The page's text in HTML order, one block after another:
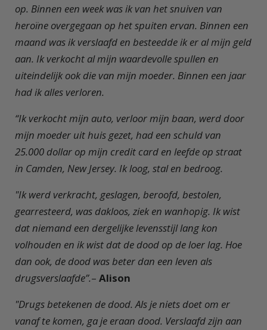
op. Binnen een week was ik van het snuiven van
heroïne overgegaan op het spuiten ervan. Binnen een
maand was ik verslaafd en besteedde ik er al mijn geld
aan. Ik verkocht al mijn waardevolle spullen en
uiteindelijk ook die van mijn moeder. Binnen een jaar
had ik alles verloren.
“Ik verkocht mijn auto, verloor mijn baan, werd door
mijn moeder uit huis gezet, had een schuld van
25.000 dollar op mijn credit card en leefde op straat
in Camden, New Jersey. Ik loog, stal en bedroog.
"Ik werd verkracht, geslagen, beroofd, bestolen,
gearresteerd, was dakloos, ziek en wanhopig. Ik wist
dat niemand een dergelijke levensstijl lang kon
volhouden en ik wist dat de dood op de loer lag. Hoe
dan ook, de dood was beter dan een leven als
drugsverslaafde”.– Alison
"Drugs betekenen de dood. Als je niets doet om er
vanaf te komen, ga je eraan dood. Verslaafd zijn aan